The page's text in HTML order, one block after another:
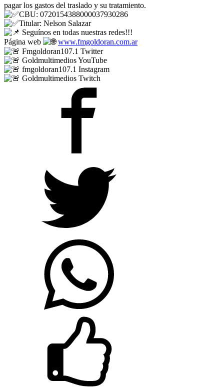
pagar los gastos del traslado y su tratamiento.
CBU: 0720154388000037930286
Titular: Nelson Salazar
Seguínos en todas nuestras redes!!!
Página web
www.fmgoldoran.com.ar
Fmgoldoran107.1 Twitter
Goldmultimedios YouTube
fmgoldoran107.1 Instagram
Goldmultimedios Twitch